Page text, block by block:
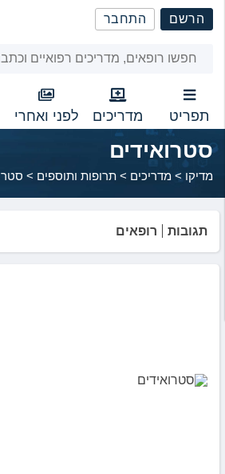
שִׂים
לֵב:
מַעֲרֶכֶת
נָגִישׁ
בִּקְלִיק
הַמְּסַיַּעַת
לִנְגִישׁוּת
הָאֲתָר.
הרשם התחבר
תפריט מדריכים לפני ואחרי
סטרואידים
מדיקו > מדריכים > תרופות ותוספים >
תגובות רופאים